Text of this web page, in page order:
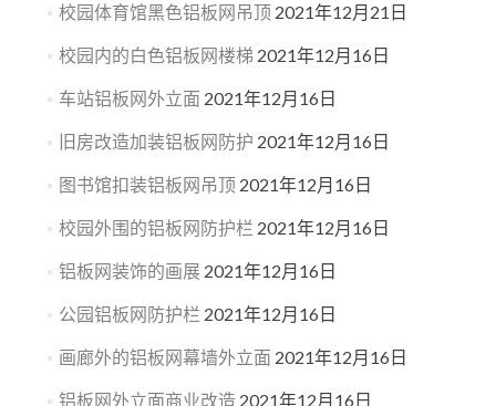
校园体育馆黑色铝板网吊顶 2021年12月21日
校园内的白色铝板网楼梯 2021年12月16日
车站铝板网外立面 2021年12月16日
旧房改造加装铝板网防护 2021年12月16日
图书馆扣装铝板网吊顶 2021年12月16日
校园外围的铝板网防护栏 2021年12月16日
铝板网装饰的画展 2021年12月16日
公园铝板网防护栏 2021年12月16日
画廊外的铝板网幕墙外立面 2021年12月16日
铝板网外立面商业改造 2021年12月16日